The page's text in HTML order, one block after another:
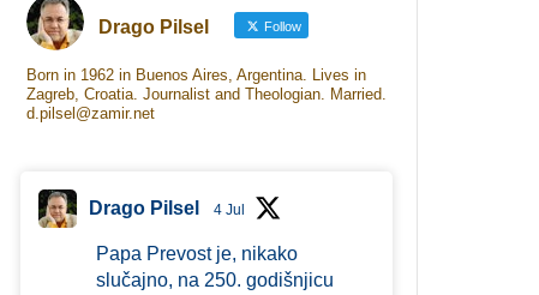
Drago Pilsel Follow
Born in 1962 in Buenos Aires, Argentina. Lives in
Zagreb, Croatia. Journalist and Theologian. Married.
d.pilsel@zamir.net
Drago Pilsel 4 Jul
Papa Prevost je, nikako
slučajno, na 250. godišnjicu